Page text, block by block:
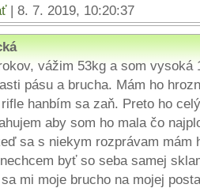
| 8. 7. 2019, 10:20:37
vážim 53kg a som vysoká
pásu a brucha. Mám ho
hanbím sa zaň. Preto ho
aby som ho mala čo
sa s niekym rozprávam mám
byť so seba samej
mi moje brucho na mojej